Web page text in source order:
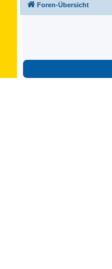
Foren-Übersicht